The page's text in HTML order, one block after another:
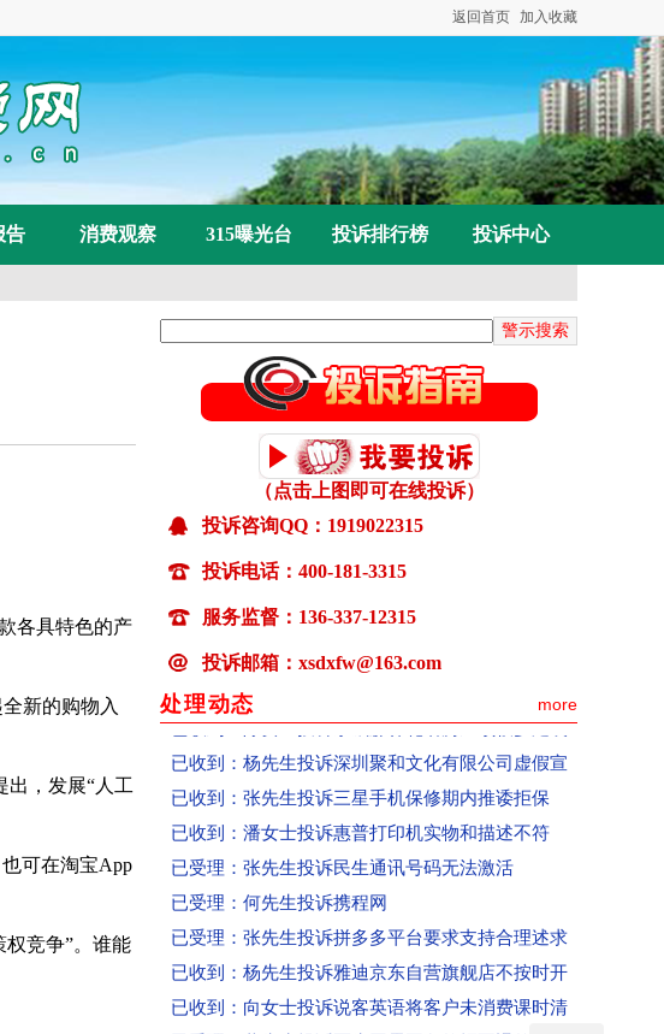
返回首页 加入收藏
告 消费观察 315曝光台 投诉排行榜 投诉中心
各具特色的产
新的购物入
，发展“人工
可在淘宝App
竞争”。谁能
（点击上图即可在线投诉）
投诉咨询QQ：1919022315
投诉电话：400-181-3315
服务监督：136-337-12315
投诉邮箱：xsdxfw@163.com
处理动态 more
已受理：喻先生投诉吉水县部分区域无移动信号
已受理：卢先生投诉百世快运快递损坏物品拒赔
已受理：张女士投诉微优梦空壳公司收款不发货联
已解决： 张先生投诉物业强行断电已恢复供电
已受理：李女士投诉郑州植得口腔医院植牙导致面
已受理：魏先生投诉自家超市附近最近移动信号查
已受理：张先生投诉汝州市炳言物业强行断电
已受理：岳先生投诉许昌市建安区许由街道轩艺发
已收到:范女士投诉成都科瑞哲教育科技有限公
已收到：陈女士投诉永威森林花语房屋顶板多处裂
已收到：杨先生投诉深圳聚和文化有限公司虚假宣
已收到：张先生投诉三星手机保修期内推诿拒保
已收到：潘女士投诉惠普打印机实物和描述不符
已受理：张先生投诉民生通讯号码无法激活
已受理：何先生投诉携程网
已受理：张先生投诉拼多多平台要求支持合理述求
已收到：杨先生投诉雅迪京东自营旗舰店不按时开
已收到：向女士投诉说客英语将客户未消费课时清
已受理：黄先生投诉票牛网霸王条款拒不退款、态